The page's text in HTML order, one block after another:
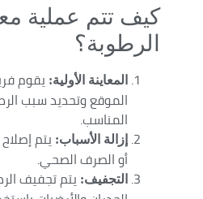
كيف تتم عملية
الرطوبة؟
المعاينة الأولية: يقوم
الموقع وتحديد سبب
المناسب.
إزالة الأسباب: يتم
أو الصرف الصحي.
التجفيف: يتم تجفيف